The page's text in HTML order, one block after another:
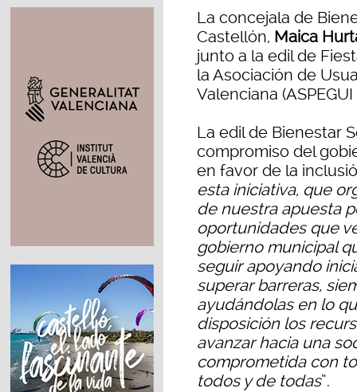
La concejala de
Castellón, Maica
junto a la edil de
la Asociación de
Valenciana
La edil de Bienestar
compromiso del
en favor de la
esta iniciativa, que
de nuestra apuesta
oportunidades que
gobierno municipal
seguir apoyando
superar barreras,
ayudándolas en lo
disposición los
avanzar hacia una
comprometida con
todos y de todas”.